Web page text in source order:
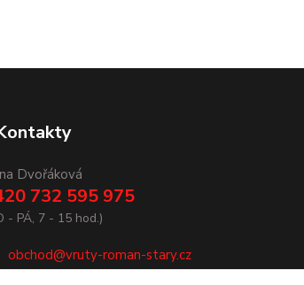
Dvořáková
732 595 975
- PÁ, 7 - 15 hod.)
obchod@vruty-roman-stary.cz